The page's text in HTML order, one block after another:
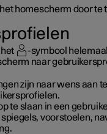
homescherm door te
-symbool
naar
zijn naar wens aan
te slaan in een
voorstoelen,